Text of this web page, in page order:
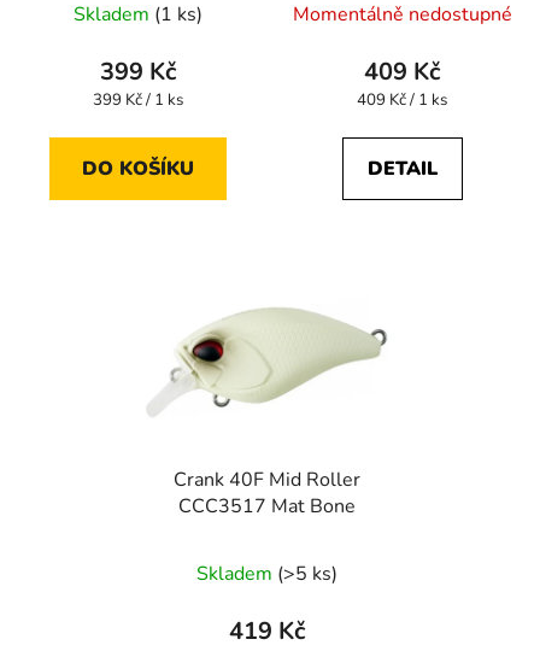
Skladem (1 ks)
399 Kč
Měrná
399 Kč / 1 ks
DO KOŠÍKU
Momentálně nedostupné
409 Kč
Měrná
409 Kč / 1 ks
DETAIL
Crank 40F Mid Roller
CCC3517 Mat Bone
Skladem (>5 ks)
419 Kč